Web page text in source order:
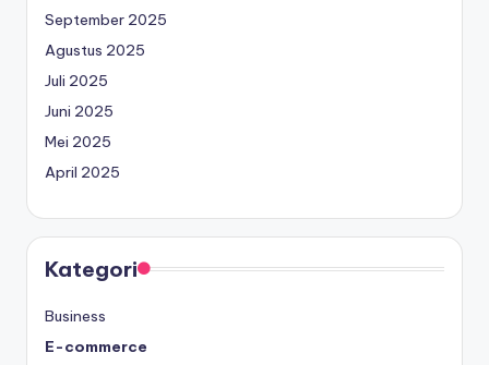
September 2025
Agustus 2025
Juli 2025
Juni 2025
Mei 2025
April 2025
Kategori
Business
E-commerce